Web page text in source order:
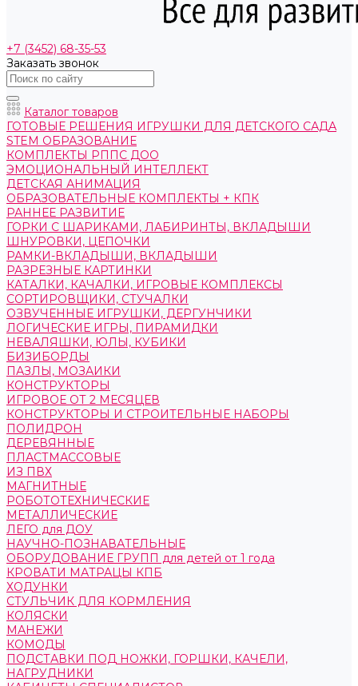
+7 (3452) 68-35-53
Заказать звонок
Каталог товаров
ГОТОВЫЕ РЕШЕНИЯ ИГРУШКИ ДЛЯ ДЕТСКОГО САДА
STEM ОБРАЗОВАНИЕ
КОМПЛЕКТЫ РППС ДОО
ЭМОЦИОНАЛЬНЫЙ ИНТЕЛЛЕКТ
ДЕТСКАЯ АНИМАЦИЯ
ОБРАЗОВАТЕЛЬНЫЕ КОМПЛЕКТЫ + КПК
РАННЕЕ РАЗВИТИЕ
ГОРКИ С ШАРИКАМИ, ЛАБИРИНТЫ, ВКЛАДЫШИ
ШНУРОВКИ, ЦЕПОЧКИ
РАМКИ-ВКЛАДЫШИ, ВКЛАДЫШИ
РАЗРЕЗНЫЕ КАРТИНКИ
КАТАЛКИ, КАЧАЛКИ, ИГРОВЫЕ КОМПЛЕКСЫ
СОРТИРОВЩИКИ, СТУЧАЛКИ
ОЗВУЧЕННЫЕ ИГРУШКИ, ДЕРГУНЧИКИ
ЛОГИЧЕСКИЕ ИГРЫ, ПИРАМИДКИ
НЕВАЛЯШКИ, ЮЛЫ, КУБИКИ
БИЗИБОРДЫ
ПАЗЛЫ, МОЗАИКИ
КОНСТРУКТОРЫ
ИГРОВОЕ ОТ 2 МЕСЯЦЕВ
КОНСТРУКТОРЫ И СТРОИТЕЛЬНЫЕ НАБОРЫ
ПОЛИДРОН
ДЕРЕВЯННЫЕ
ПЛАСТМАССОВЫЕ
ИЗ ПВХ
МАГНИТНЫЕ
РОБОТОТЕХНИЧЕСКИЕ
МЕТАЛЛИЧЕСКИЕ
ЛЕГО для ДОУ
НАУЧНО-ПОЗНАВАТЕЛЬНЫЕ
ОБОРУДОВАНИЕ ГРУПП для детей от 1 года
КРОВАТИ МАТРАЦЫ КПБ
ХОДУНКИ
СТУЛЬЧИК ДЛЯ КОРМЛЕНИЯ
КОЛЯСКИ
МАНЕЖИ
КОМОДЫ
ПОДСТАВКИ ПОД НОЖКИ, ГОРШКИ, КАЧЕЛИ,
НАГРУДНИКИ